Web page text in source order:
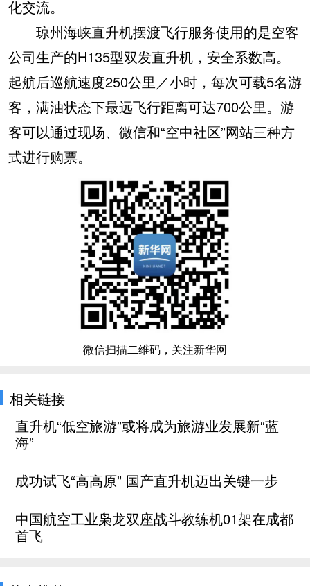
化交流。
琼州海峡直升机摆渡飞行服务使用的是空客
公司生产的H135型双发直升机，安全系数高。
起航后巡航速度250公里／小时，每次可载5名游
客，满油状态下最远飞行距离可达700公里。游
客可以通过现场、微信和“空中社区”网站三种方
式进行购票。
微信扫描二维码，关注新华网
相关链接
直升机“低空旅游”或将成为旅游业发展新“蓝
海”
成功试飞“高高原” 国产直升机迈出关键一步
中国航空工业枭龙双座战斗教练机01架在成都
首飞